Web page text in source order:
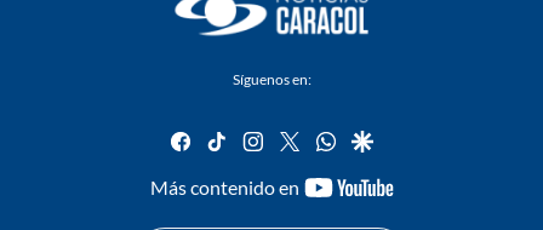
Síguenos en:
facebook
tiktok instagram
twitterwhatsapp
google
Más contenido en
youtube-